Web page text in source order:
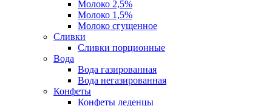
Молоко 2,5%
Молоко 1,5%
Молоко сгущенное
Сливки
Сливки порционные
Вода
Вода газированная
Вода негазированная
Конфеты
Конфеты леденцы